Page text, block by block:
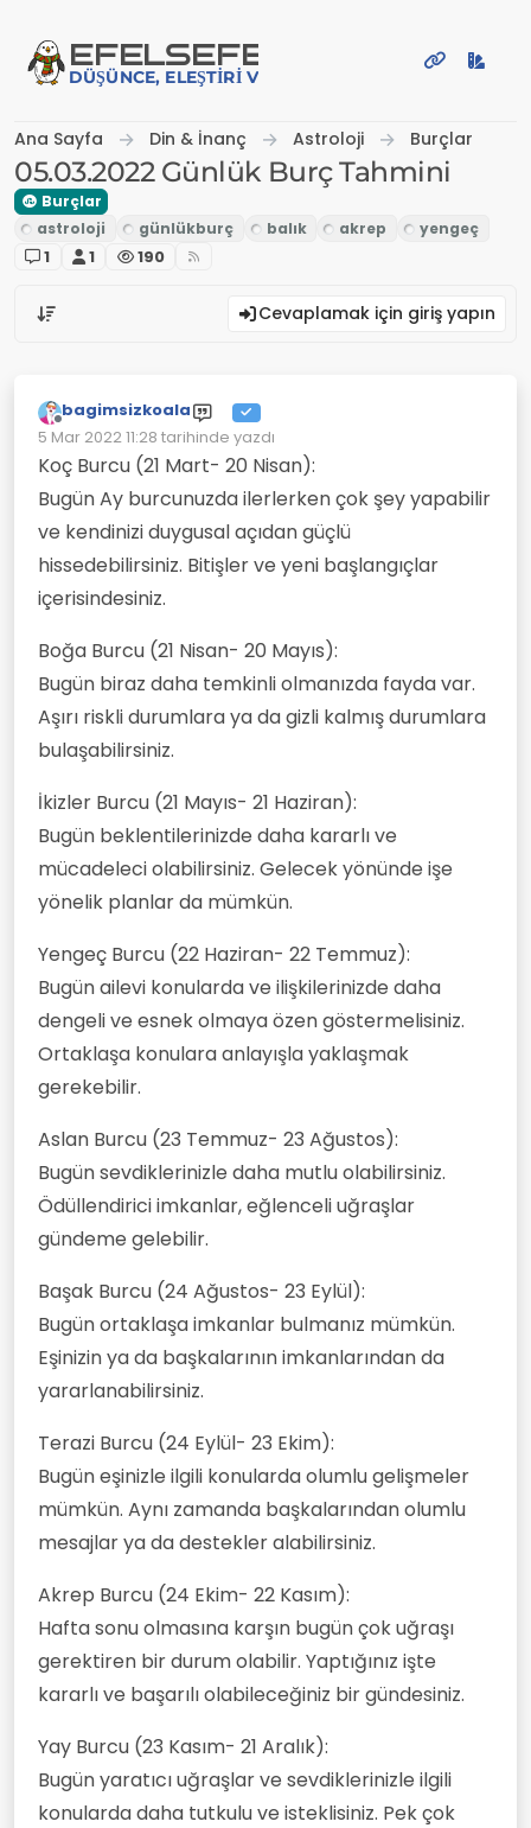
EFELSEFE
DÜŞÜNCE, ELEŞTIRI VE PAYLAŞIM PLATFORMU
Ana Sayfa Din & İnanç Astroloji Burçlar
05.03.2022 Günlük Burç Tahmini
Burçlar
1 1 190
Cevaplamak için giriş yapın
Çevrimdışı
bagimsizkoala
5 Mar 2022 11:28 tarihinde yazdı
Son düzenleyen:
Koç Burcu (21 Mart- 20 Nisan):
Bugün Ay burcunuzda ilerlerken çok şey yapabilir
ve kendinizi duygusal açıdan güçlü
hissedebilirsiniz. Bitişler ve yeni başlangıçlar
içerisindesiniz.
Boğa Burcu (21 Nisan- 20 Mayıs):
Bugün biraz daha temkinli olmanızda fayda var.
Aşırı riskli durumlara ya da gizli kalmış durumlara
bulaşabilirsiniz.
İkizler Burcu (21 Mayıs- 21 Haziran):
Bugün beklentilerinizde daha kararlı ve
mücadeleci olabilirsiniz. Gelecek yönünde işe
yönelik planlar da mümkün.
Yengeç Burcu (22 Haziran- 22 Temmuz):
Bugün ailevi konularda ve ilişkilerinizde daha
dengeli ve esnek olmaya özen göstermelisiniz.
Ortaklaşa konulara anlayışla yaklaşmak
gerekebilir.
Aslan Burcu (23 Temmuz- 23 Ağustos):
Bugün sevdiklerinizle daha mutlu olabilirsiniz.
Ödüllendirici imkanlar, eğlenceli uğraşlar
gündeme gelebilir.
Başak Burcu (24 Ağustos- 23 Eylül):
Bugün ortaklaşa imkanlar bulmanız mümkün.
Eşinizin ya da başkalarının imkanlarından da
yararlanabilirsiniz.
Terazi Burcu (24 Eylül- 23 Ekim):
Bugün eşinizle ilgili konularda olumlu gelişmeler
mümkün. Aynı zamanda başkalarından olumlu
mesajlar ya da destekler alabilirsiniz.
Akrep Burcu (24 Ekim- 22 Kasım):
Hafta sonu olmasına karşın bugün çok uğraşı
gerektiren bir durum olabilir. Yaptığınız işte
kararlı ve başarılı olabileceğiniz bir gündesiniz.
Yay Burcu (23 Kasım- 21 Aralık):
Bugün yaratıcı uğraşlar ve sevdiklerinizle ilgili
konularda daha tutkulu ve isteklisiniz. Pek çok